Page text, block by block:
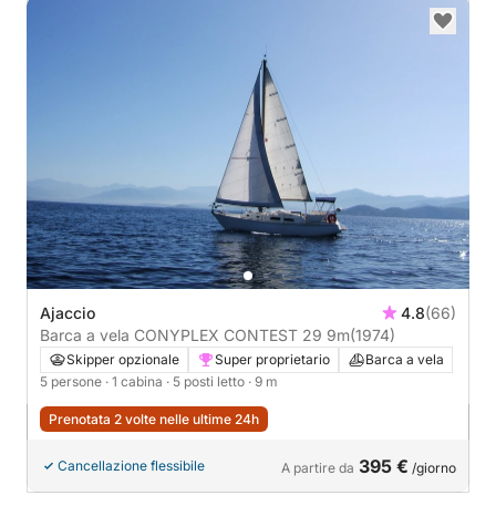
Ajaccio 4.8(66)
Barca a vela CONYPLEX CONTEST 29 9m(1974)
Skipper opzionale Super proprietario
Barca a vela
5 persone · 1 cabina · 5 posti letto · 9 m
Prenotata 2 volte nelle ultime 24h
Cancellazione flessibile A partire da 395 € /giorno